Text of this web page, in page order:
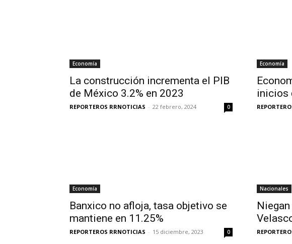
Economía
La construcción incrementa el PIB
de México 3.2% en 2023
REPORTEROS RRNOTICIAS - 22 febrero, 2024 0
Economía
inicios
Economía
Banxico no afloja, tasa objetivo se
mantiene en 11.25%
REPORTEROS RRNOTICIAS - 15 diciembre, 2023 0
Nacionales